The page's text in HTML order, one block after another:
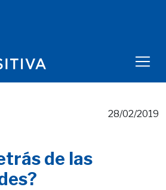
28/02/2019
de las